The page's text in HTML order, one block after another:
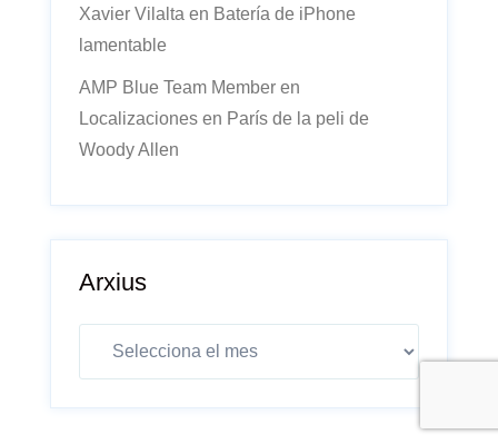
Xavier Vilalta en Batería de iPhone
lamentable
AMP Blue Team Member en
Localizaciones en París de la peli de
Woody Allen
Arxius